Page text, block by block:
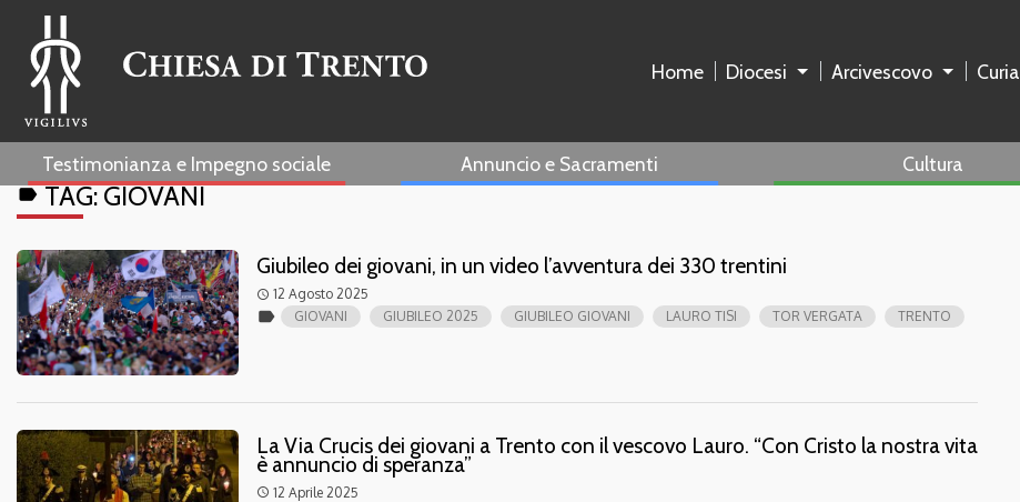
Home Diocesi Arcivescovo Curia
Testimonianza e Impegno sociale Annuncio e Sacramenti Cultura
labelTAG:GIOVANI
Giubileo dei giovani, in un video l’avventura dei 330 trentini
access_time 12 Agosto 2025
label GIOVANI GIUBILEO 2025 GIUBILEO GIOVANI LAURO TISI TOR VERGATA TRENTO
La Via Crucis dei giovani a Trento con il vescovo Lauro. “Con Cristo la nostra vita
è annuncio di speranza”
access_time 12 Aprile 2025